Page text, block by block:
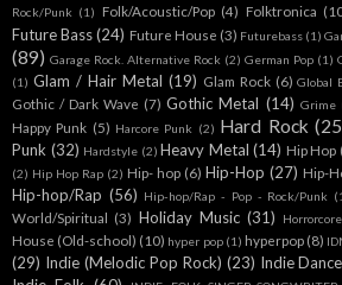
Rock/Punk (1) Folk/Acoustic/Pop (4) Folktronica
Future Bass (24) Future House (3) Futurebass (1)
(89) Garage Rock. Alternative Rock (2) German Pop (1)
(1) Glam / Hair Metal (19) Glam Rock (6) Global
Gothic / Dark Wave (7) Gothic Metal (14) Grime
Happy Punk (5) Harcore Punk (2) Hard Rock
Punk (32) Hardstyle (2) Heavy Metal (14) Hip Hop
(2) Hip Hop Rap (2) Hip- hop (6) Hip-Hop (27) Hip-
Hip-hop/Rap (56) Hip-hop/Rap - Pop - Rock/Punk
World/Spiritual (3) Holiday Music (31)
House (Old-school) (10) hyper pop (1) hyperpop (8)
(29) Indie (Melodic Pop Rock) (23) Indie Dance